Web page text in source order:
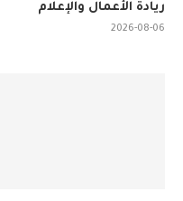
ريادة الأعمال والإعلام
2026-08-06